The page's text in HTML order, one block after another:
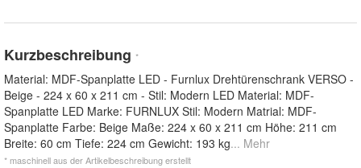
Kurzbeschreibung *
Material: MDF-Spanplatte LED - Furnlux Drehtürenschrank VERSO -
Beige - 224 x 60 x 211 cm - Stil: Modern LED Material: MDF-
Spanplatte LED Marke: FURNLUX Stil: Modern Matrial: MDF-
Spanplatte Farbe: Beige Maße: 224 x 60 x 211 cm Höhe: 211 cm
Breite: 60 cm Tiefe: 224 cm Gewicht: 193 kg... Mehr
* maschinell aus der Artikelbeschreibung erstellt